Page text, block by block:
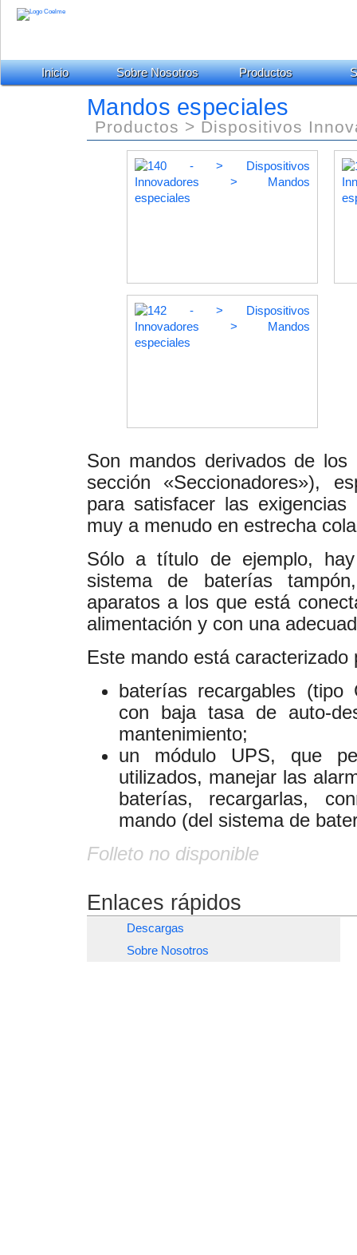
Inicio Sobre Nosotros Productos
Mandos especiales
Productos > Dispositivos
Son mandos derivados de
sección «Seccionadores»),
para satisfacer las
muy a menudo en estrecha
Sólo a título de ejemplo,
sistema de baterías
aparatos a los que está
alimentación y con una
Este mando está caracterizado
baterías recargables
con baja tasa de auto-
mantenimiento;
un módulo UPS, que
utilizados, manejar las
baterías, recargarlas,
mando (del sistema de
Folleto no disponible
Enlaces rápidos
Descargas
Sobre Nosotros